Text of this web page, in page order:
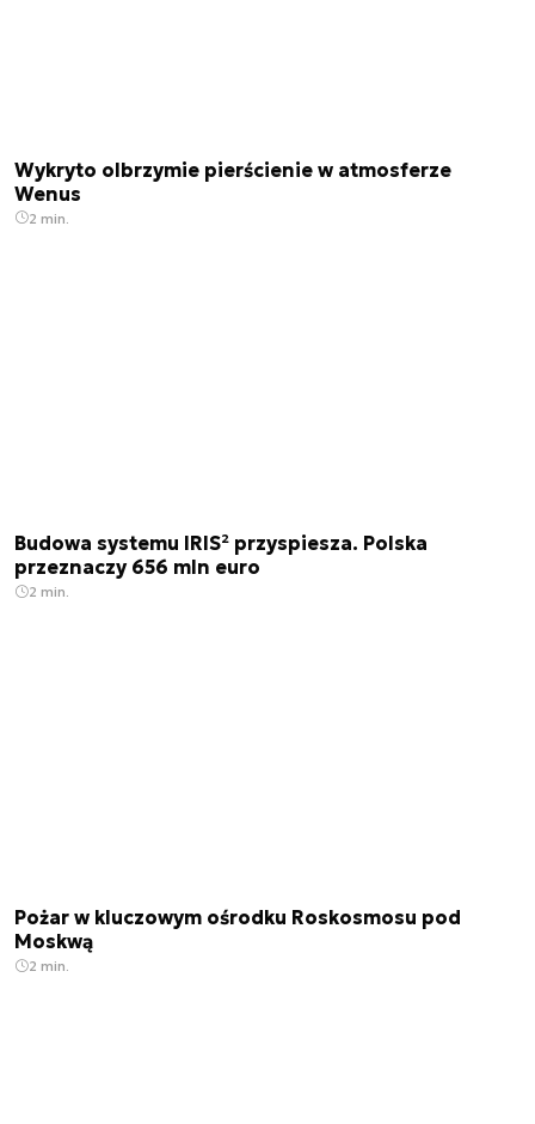
Wykryto olbrzymie pierścienie w atmosferze
Wenus
2 min.
Budowa systemu IRIS² przyspiesza. Polska
przeznaczy 656 mln euro
2 min.
Pożar w kluczowym ośrodku Roskosmosu pod
Moskwą
2 min.